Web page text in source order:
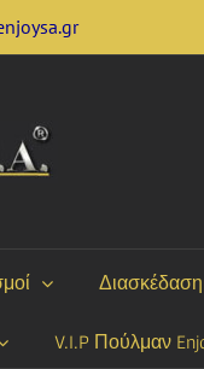
V.I.P Πούλμαν